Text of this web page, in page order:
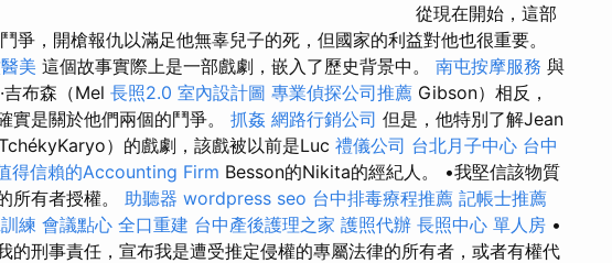
從現在開始，這部
爭，開槍報仇以滿足他無辜兒子的死，但國家的利益對他也很重要。
美 這個故事實際上是一部戲劇，嵌入了歷史背景中。 南屯按摩服務 與
吉布森（Mel 長照2.0 室內設計圖 專業偵探公司推薦 Gibson）相反，
實是關於他們兩個的鬥爭。 抓姦 網路行銷公司 但是，他特別了解Jean
）的戲劇，該戲被以前是Luc 禮儀公司 台北月子中心 台中
得信賴的Accounting Firm Besson的Nikita的經紀人。 •我堅信該物質
所有者授權。 助聽器 wordpress seo 台中排毒療程推薦 記帳士推薦
練 會議點心 全口重建 台中產後護理之家 護照代辦 長照中心 單人房 •
的刑事責任，宣布我是遭受推定侵權的專屬法律的所有者，或者有權代